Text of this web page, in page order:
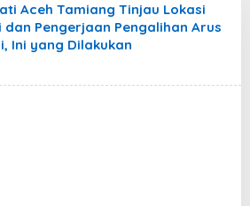
Aceh Tamiang Tinjau Lokasi
dan Pengerjaan Pengalihan Arus
Ini yang Dilakukan